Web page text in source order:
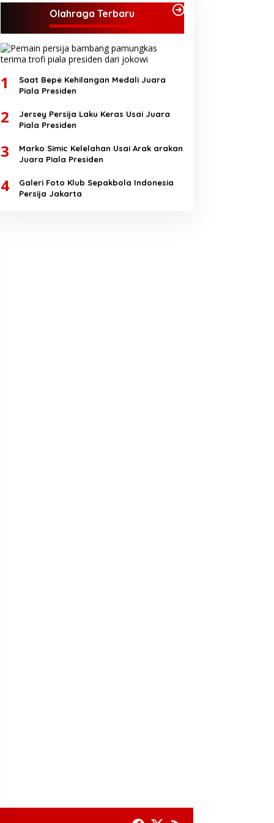
Olahraga Terbaru
1
Saat Bepe Kehilangan Medali Juara
Piala Presiden
2
Jersey Persija Laku Keras Usai Juara
Piala Presiden
3
Marko Simic Kelelahan Usai Arak arakan
Juara Piala Presiden
4
Galeri Foto Klub Sepakbola Indonesia
Persija Jakarta